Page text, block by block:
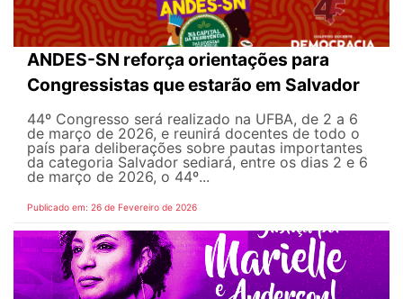
ANDES-SN reforça orientações para
Congressistas que estarão em Salvador
44º Congresso será realizado na UFBA, de 2 a 6
de março de 2026, e reunirá docentes de todo o
país para deliberações sobre pautas importantes
da categoria Salvador sediará, entre os dias 2 e 6
de março de 2026, o 44º...
Publicado em: 26 de Fevereiro de 2026